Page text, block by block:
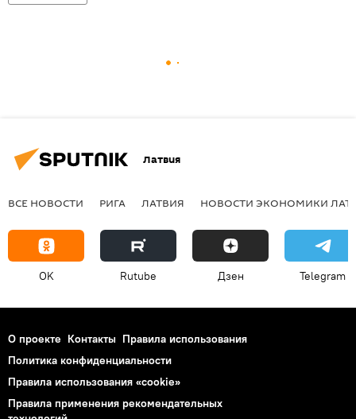
Латвия
ВСЕ НОВОСТИ РИГА ЛАТВИЯ НОВОСТИ ЭКОНОМИКИ
OK Rutube Дзен Telegram
О проекте Контакты Правила использования
Политика конфиденциальности
Правила использования «cookie»
Правила применения рекомендательных